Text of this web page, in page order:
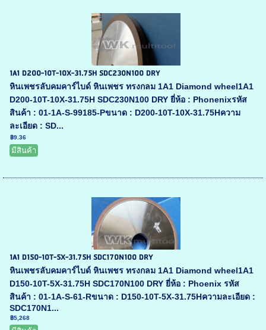
1A1 D200-10T-10X-31.75H SDC230N100 DRY
หินเพชรลับคมคาร์ไบด์ หินเพชร ทรงกลม 1A1 Diamond wheel1A1
D200-10T-10X-31.75H SDC230N100 DRY ยี่ห้อ : Phonenixรหัส
สินค้า : 01-1A-S-99185-Pขนาด : D200-10T-10X-31.75Hความ
ละเอียด : SD...
฿9.36
มีสินค้า
1A1 D150-10T-5X-31.75H SDC170N100 DRY
หินเพชรลับคมคาร์ไบด์ หินเพชร ทรงกลม 1A1 Diamond wheel1A1
D150-10T-5X-31.75H SDC170N100 DRY ยี่ห้อ : Phoenix รหัส
สินค้า : 01-1A-S-61-Rขนาด : D150-10T-5X-31.75Hความละเอียด :
SDC170N1...
฿5,268